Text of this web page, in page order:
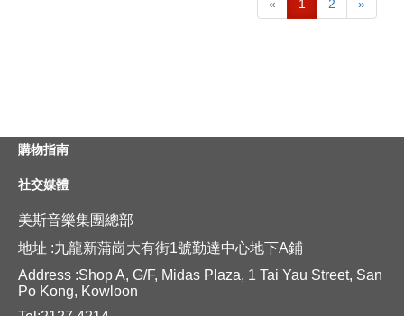
« 1 2 »
購物指南
社交媒體
美斯音樂集團總部
地址 :九龍新蒲崗大有街1號勤達中心地下A鋪
Address :Shop A, G/F, Midas Plaza, 1 Tai Yau Street, San
Po Kong, Kowloon